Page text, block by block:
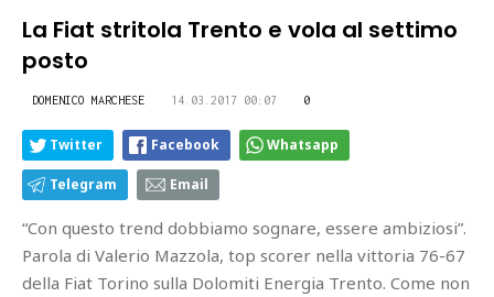
La Fiat stritola Trento e vola al settimo
posto
DOMENICO MARCHESE 14.03.2017 00:07 0
Twitter Facebook Whatsapp
Telegram Email
“Con questo trend dobbiamo sognare, essere ambiziosi”.
Parola di Valerio Mazzola, top scorer nella vittoria 76-67
della Fiat Torino sulla Dolomiti Energia Trento. Come non